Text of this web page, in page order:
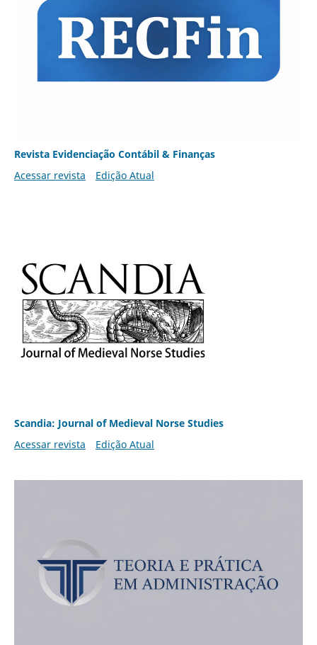
Revista Evidenciação Contábil & Finanças
Acessar revista
Edição Atual
Scandia: Journal of Medieval Norse Studies
Acessar revista
Edição Atual